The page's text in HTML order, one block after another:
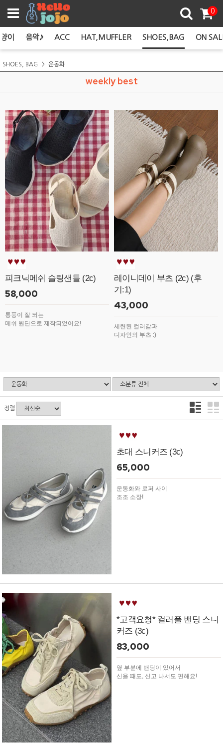
0
이 음악♪ ACC HAT,MUFFLER SHOES,BAG ON
SHOES, BAG 운동화
weekly best
피크닉메쉬 슬링샌들 (2c)
58,000
통풍이 잘 되는
메쉬 원단으로 제작되었어요!
레이니데이 부츠 (2c) (후
기:1)
43,000
세련된 컬러감과
디자인의 부츠 :)
정렬
초대 스니커즈 (3c)
65,000
운동화와 로퍼 사이
조조 소장!
*고객요청* 컬러풀 밴딩 스니
커즈 (3c)
83,000
옆 부분에 밴딩이 있어서
신을 때도, 신고 나서도 편해요!